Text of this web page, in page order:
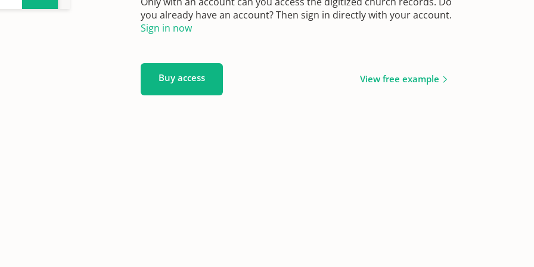
you already have an account? Then sign in directly with your account.
Sign in now
Buy access View free example